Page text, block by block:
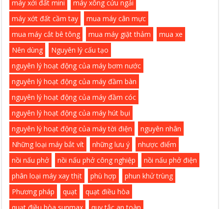
máy xới đất mini
máy xông cứu ngải
máy xớt đất cầm tay
mua máy cân mực
mua máy cắt bê tông
mua máy giặt thảm
mua xe
Nên dùng
Nguyên lý cấu tạo
nguyên lý hoạt động của máy bơm nước
nguyên lý hoạt động của máy đầm bàn
nguyên lý hoạt động của máy đầm cóc
nguyên lý hoạt động của máy hút bụi
nguyên lý hoạt động của máy tời điện
nguyên nhân
Những loại máy bắt vít
những lưu ý
nhược điểm
nồi nấu phở
nồi nấu phở công nghiệp
nồi nấu phở điện
phân loại máy xay thịt
phù hợp
phun khử trùng
Phương pháp
quạt
quạt điều hòa
quạt điều hòa sunmax
quy tắc an toàn